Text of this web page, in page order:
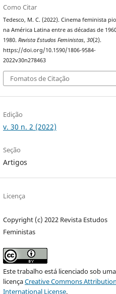
Como Citar
Tedesco, M. C. (2022). Cinema feminista
na América Latina entre as décadas de
1980.Revista Estudos Feministas,30(2).
https://doi.org/10.1590/1806-9584-
2022v30n278463
Fomatos de Citação
Edição
v. 30 n. 2 (2022)
Seção
Artigos
Licença
Copyright (c) 2022 Revista Estudos
Feministas
Este trabalho está licenciado sob uma
licençaCreative Commons
International License.